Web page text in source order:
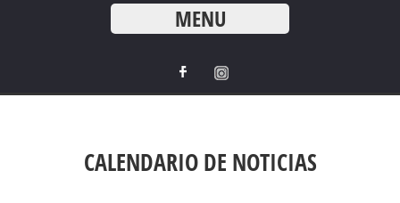
MENU
CALENDARIO DE NOTICIAS